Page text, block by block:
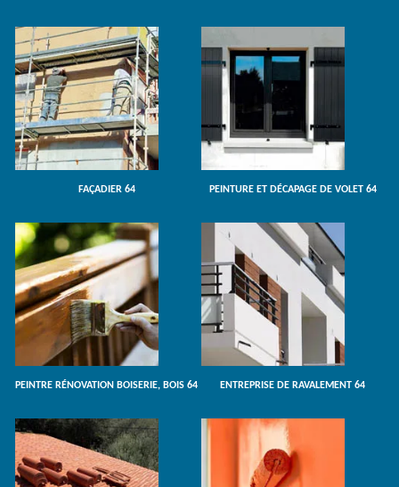
FAÇADIER 64 PEINTURE ET DÉCAPAGE DE VOLET 64
PEINTRE RÉNOVATION BOISERIE, BOIS 64 ENTREPRISE DE RAVALEMENT 64